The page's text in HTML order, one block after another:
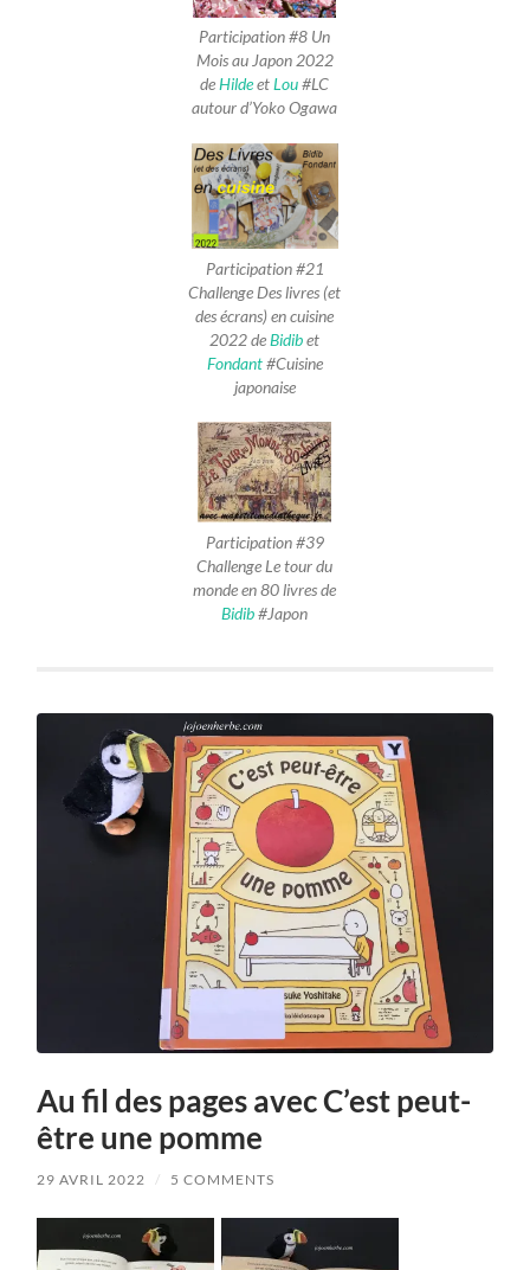
Participation #8 Un
Mois au Japon 2022
deHildeetLou#LC
autour d’Yoko Ogawa
Participation #21
Challenge Des livres (et
des écrans) en cuisine
2022 deBidibet
Fondant#Cuisine
japonaise
Participation #39
Challenge Le tour du
monde en 80 livres de
Bidib#Japon
Au fil des pages avec C’est peut-
être une pomme
29 AVRIL 2022 / 5 COMMENTS